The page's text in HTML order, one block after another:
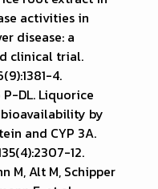
activities in
disease: a
clinical trial.
4.
P-DL. Liquorice
by
and CYP 3A.
12.
M, Alt M, Schipper